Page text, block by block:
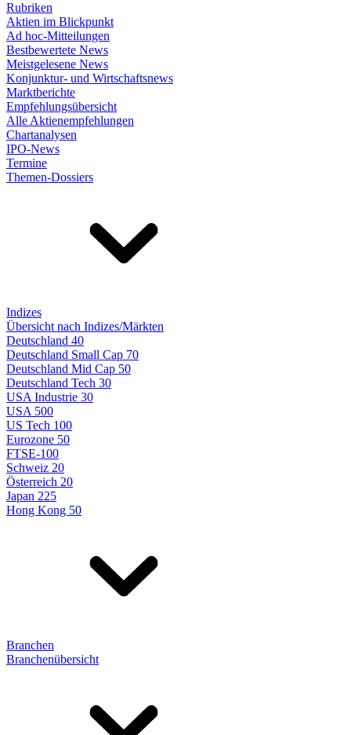
Rubriken
Aktien im Blickpunkt
Ad hoc-Mitteilungen
Bestbewertete News
Meistgelesene News
Konjunktur- und Wirtschaftsnews
Marktberichte
Empfehlungsübersicht
Alle Aktienempfehlungen
Chartanalysen
IPO-News
Termine
Themen-Dossiers
Indizes
Übersicht nach Indizes/Märkten
Deutschland 40
Deutschland Small Cap 70
Deutschland Mid Cap 50
Deutschland Tech 30
USA Industrie 30
USA 500
US Tech 100
Eurozone 50
FTSE-100
Schweiz 20
Österreich 20
Japan 225
Hong Kong 50
Branchen
Branchenübersicht